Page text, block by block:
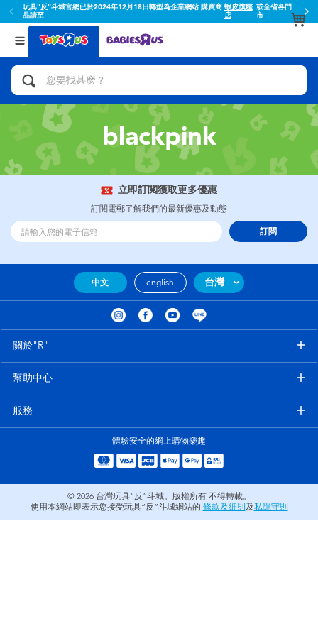
玩具"反"斗城官網已於2024年12月18日轉型為企業網站 購買商
品請至
蝦皮旗艦
店
或全省各門
市
返回
分類目錄
人氣英雄,角色扮演,射擊玩具
腳踏車,滑板車,騎乘車
拼砌組合及樂高LEGO
玩具車,貨車,火車及遙控系列
手工藝,文具,蠟筆,泥膠,畫板
娃娃, 芭比,收藏公仔
遊戲及拼圖系列
戶外及運動用品
派對用品
返回
品牌
Toy Story玩具總動員
Super Mario超級瑪利歐
52TOYS
Miniso名創優品
playpop
Barbie芭比
NERF熱火
blackpink
立即訂閲獲取更多優惠
訂閲電郵了解我們的最新優惠及動態
訂閲
中文 english 台灣
關於"R"
幫助中心
服務
體驗安全的網上購物樂趣
© 2026 台灣玩具“反”斗城。版權所有 不得轉載。
使用本網站即表示您接受玩具“反”斗城網站的 條款及細則 及私隱守則